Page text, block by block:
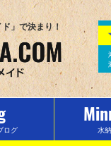
」で決まり！
ログ 水